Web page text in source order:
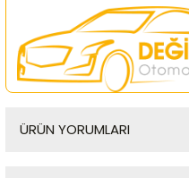
ÜRÜN YORUMLARI